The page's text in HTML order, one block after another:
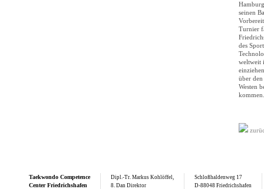
seinen
Turnier
des
weltweit
über
Westen
kommen.
Taekwondo Competence
Center Friedrichshafen
Dipl.-Tr. Markus Kohlöffel,
8. Dan Direktor
Schloßhaldenweg 17
D-88048 Friedrichshafen